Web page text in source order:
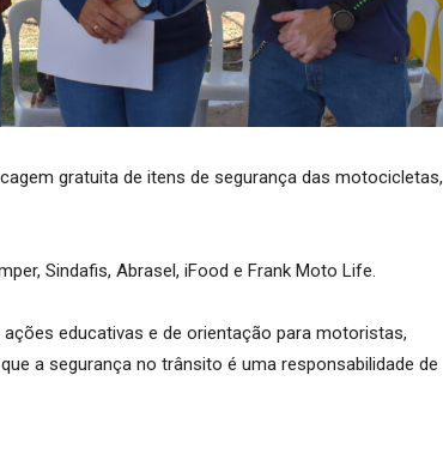
gratuita de itens de segurança das motocicletas,
Sindafis, Abrasel, iFood e Frank Moto Life.
educativas e de orientação para motoristas,
a segurança no trânsito é uma responsabilidade de